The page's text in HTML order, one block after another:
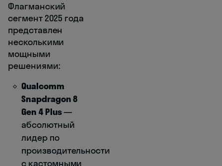
Флагманский
сегмент 2025 года
представлен
несколькими
мощными
решениями:
Qualcomm
Snapdragon 8
Gen 4 Plus—
абсолютный
лидер по
производительности
с кастомными